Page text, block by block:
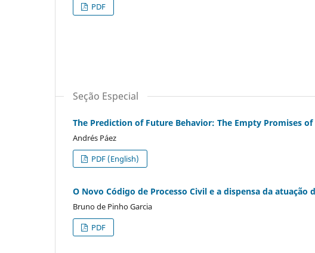
PDF
Seção Especial
The Prediction of Future Behavior: The Empty Promises
Andrés Páez
PDF (English)
O Novo Código de Processo Civil e a dispensa da
Bruno de Pinho Garcia
PDF